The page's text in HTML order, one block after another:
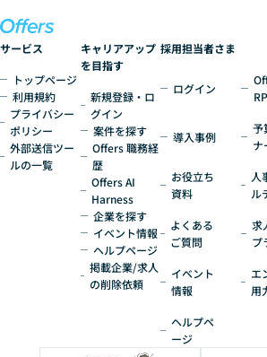
サービス
トップページ
利用規約
プライバシー
ポリシー
外部送信ツー
ルの一覧
キャリアアップ
を目指す
新規登録・ロ
グイン
案件を探す
Offers 職務経
歴
Offers AI
Harness
企業を探す
イベント情報
ヘルプページ
掲載企業/求人
の削除依頼
採用担当者さま
ログイン
導入事例
お役立ち
資料
よくある
ご質問
イベント
情報
ヘルプペ
ージ
予
ナ
人
ル
求
プ
エ
用